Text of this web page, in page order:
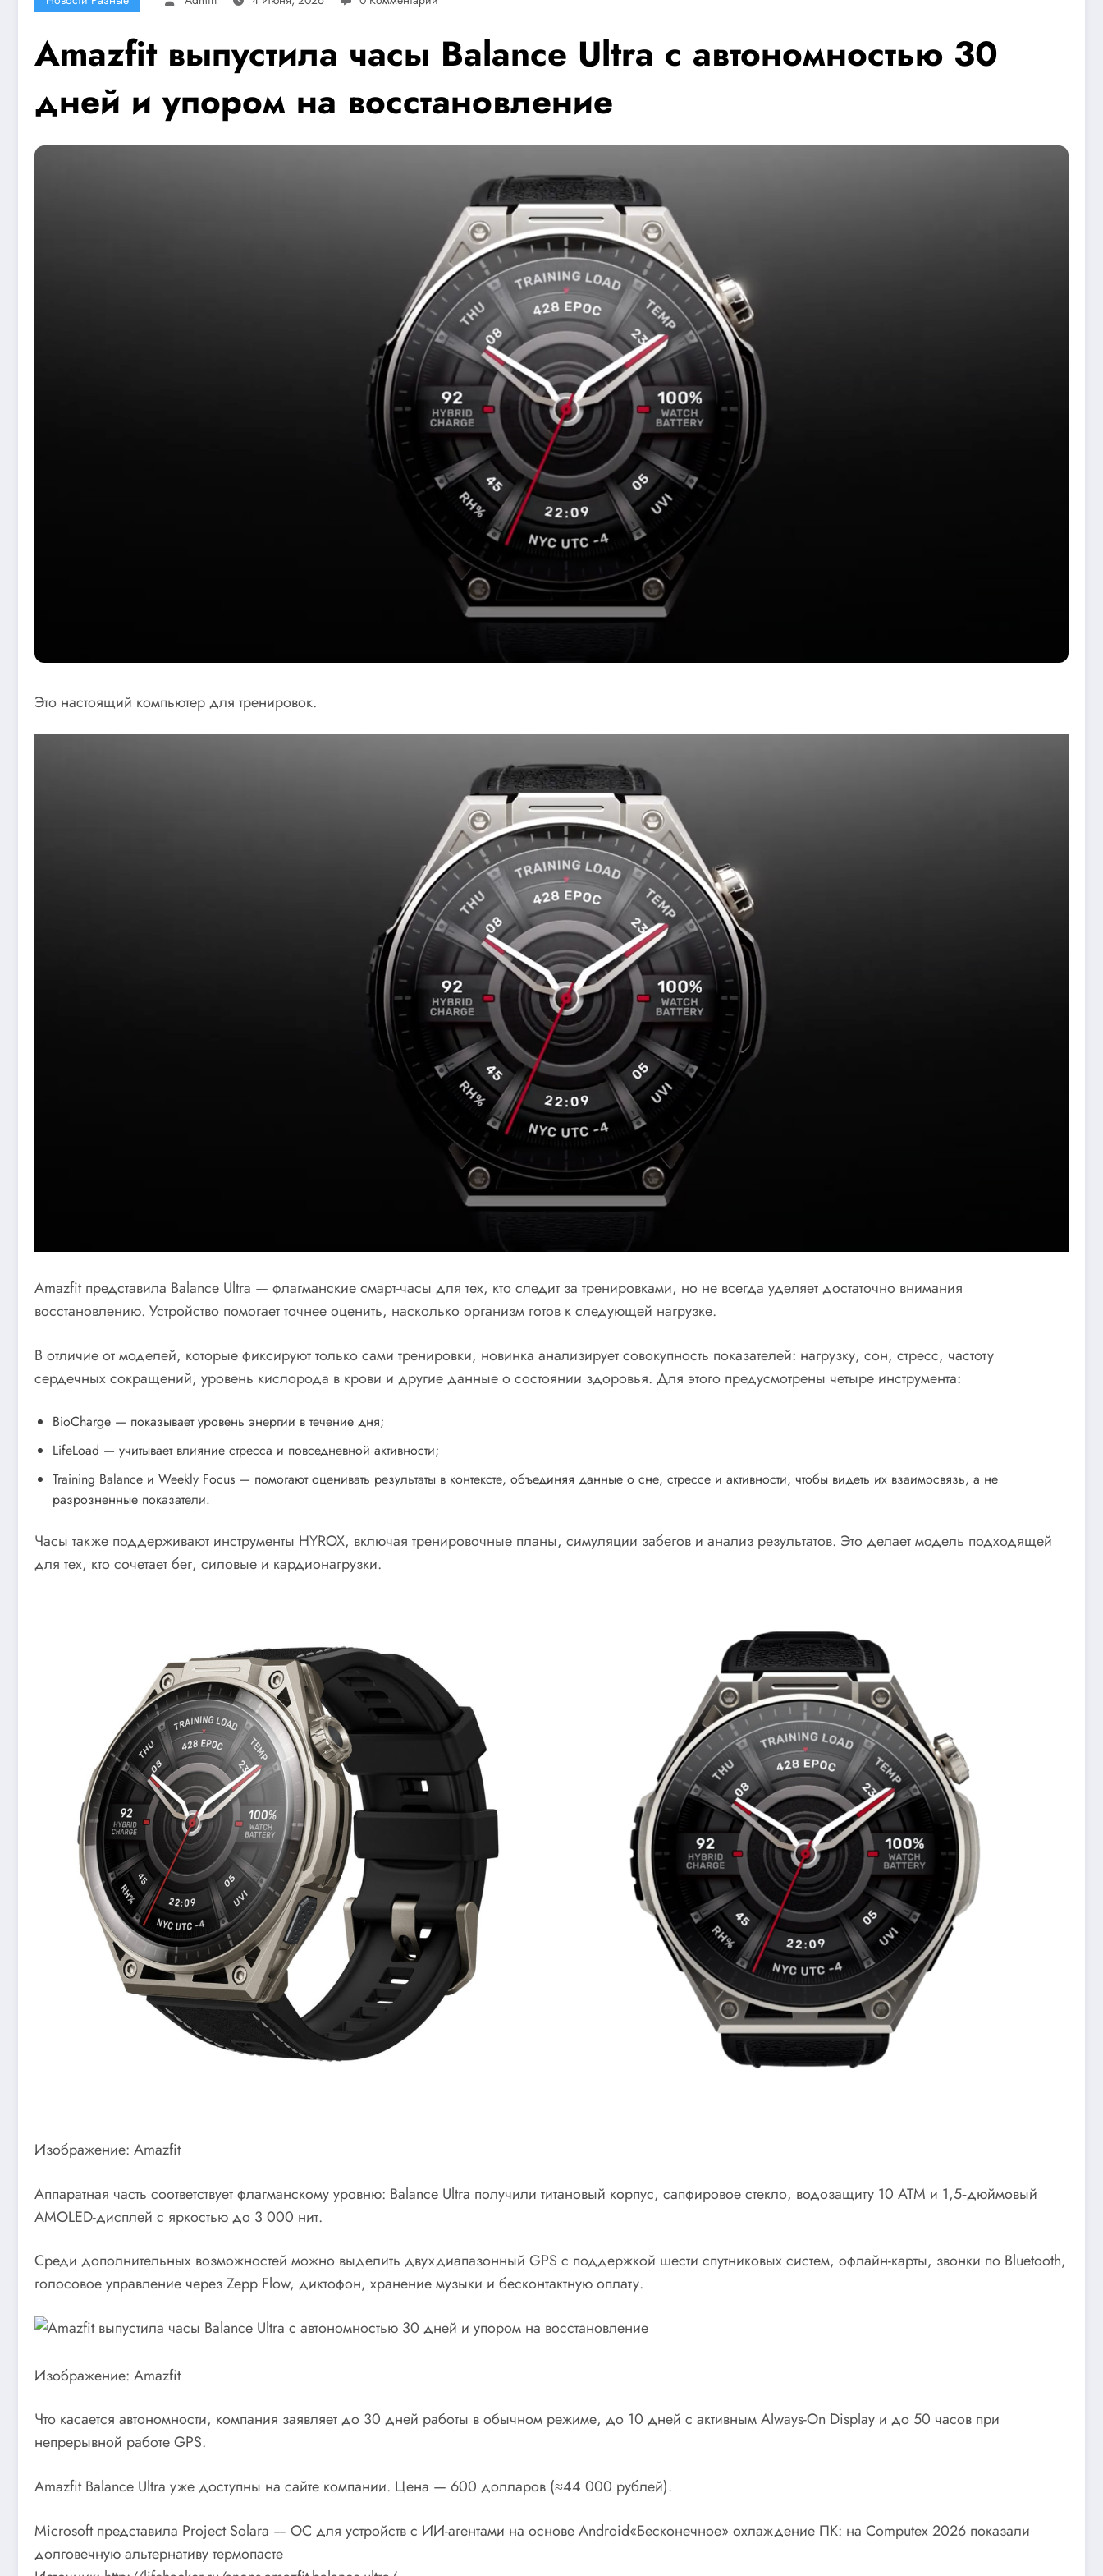
Amazfit выпустила часы Balance Ultra с автономностью 30
дней и упором на восстановление
Это настоящий компьютер для тренировок.
Amazfit представила Balance Ultra — флагманские смарт-часы для тех, кто следит за тренировками, но не всегда уделяет достаточно внимания
восстановлению. Устройство помогает точнее оценить, насколько организм готов к следующей нагрузке.
В отличие от моделей, которые фиксируют только сами тренировки, новинка анализирует совокупность показателей: нагрузку, сон, стресс, частоту
сердечных сокращений, уровень кислорода в крови и другие данные о состоянии здоровья. Для этого предусмотрены четыре инструмента:
BioCharge — показывает уровень энергии в течение дня;
LifeLoad — учитывает влияние стресса и повседневной активности;
Training Balance и Weekly Focus — помогают оценивать результаты в контексте, объединяя данные о сне, стрессе и активности, чтобы видеть их взаимосвязь, а не
разрозненные показатели.
Часы также поддерживают инструменты HYROX, включая тренировочные планы, симуляции забегов и анализ результатов. Это делает модель подходящей
для тех, кто сочетает бег, силовые и кардионагрузки.
Изображение: Amazfit
Аппаратная часть соответствует флагманскому уровню: Balance Ultra получили титановый корпус, сапфировое стекло, водозащиту 10 ATM и 1,5‑дюймовый
AMOLED-дисплей с яркостью до 3 000 нит.
Среди дополнительных возможностей можно выделить двухдиапазонный GPS с поддержкой шести спутниковых систем, офлайн-карты, звонки по Bluetooth,
голосовое управление через Zepp Flow, диктофон, хранение музыки и бесконтактную оплату.
Изображение: Amazfit
Что касается автономности, компания заявляет до 30 дней работы в обычном режиме, до 10 дней с активным Always-On Display и до 50 часов при
непрерывной работе GPS.
Amazfit Balance Ultra уже доступны на сайте компании. Цена — 600 долларов (≈44 000 рублей).
Microsoft представила Project Solara — ОС для устройств с ИИ-агентами на основе Android«Бесконечное» охлаждение ПК: на Computex 2026 показали
долговечную альтернативу термопасте